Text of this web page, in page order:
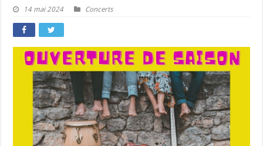
14 mai 2024 Concerts